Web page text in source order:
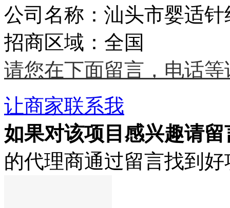
公司名称：汕头市婴适
招商区域：全国
请您在下面留言，电话
让商家联系我
如果对该项目感兴趣请留
的代理商通过留言找到